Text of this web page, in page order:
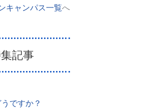
キャンパス一覧へ
記事
ですか？